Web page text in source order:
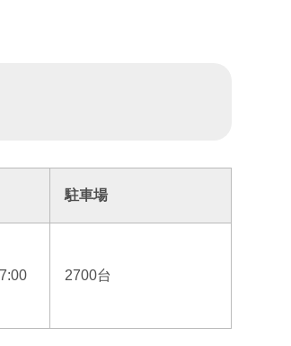
駐車場
2700台